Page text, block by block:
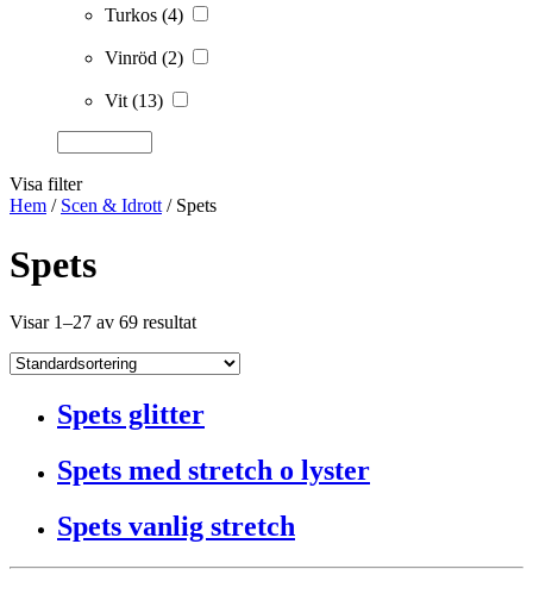
Turkos (4)
Vinröd (2)
Vit(13)
Visa filter
Hem / Scen & Idrott/ Spets
Spets
Visar 1–27 av 69 resultat
Spets glitter
Spets med stretch o lyster
Spets vanlig stretch